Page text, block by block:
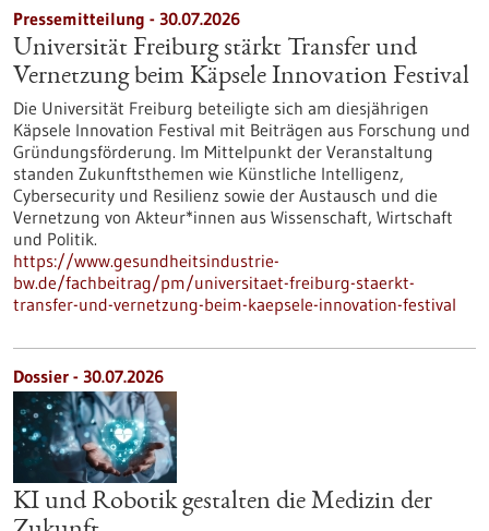
Pressemitteilung - 30.07.2026
Universität Freiburg stärkt Transfer und
Vernetzung beim Käpsele Innovation Festival
Die Universität Freiburg beteiligte sich am diesjährigen
Käpsele Innovation Festival mit Beiträgen aus Forschung und
Gründungsförderung. Im Mittelpunkt der Veranstaltung
standen Zukunftsthemen wie Künstliche Intelligenz,
Cybersecurity und Resilienz sowie der Austausch und die
Vernetzung von Akteur*innen aus Wissenschaft, Wirtschaft
und Politik.
https://www.gesundheitsindustrie-
bw.de/fachbeitrag/pm/universitaet-freiburg-staerkt-
transfer-und-vernetzung-beim-kaepsele-innovation-festival
Dossier - 30.07.2026
KI und Robotik gestalten die Medizin der